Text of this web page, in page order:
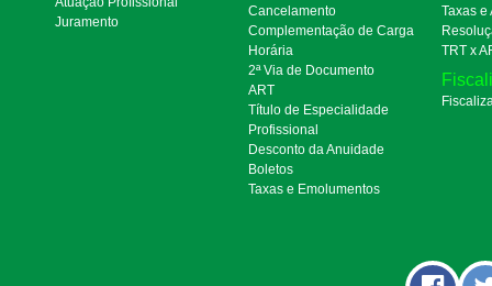
Juramento
Cancelamento
Complementação de Carga
Horária
2ª Via de Documento
ART
Título de Especialidade
Profissional
Desconto da Anuidade
Boletos
Taxas e Emolumentos
Taxas e
TRT x